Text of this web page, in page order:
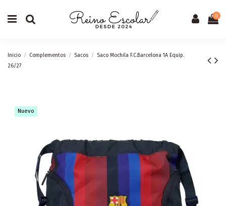
0
Inicio Complementos Sacos
Saco Mochila F.C.Barcelona 1A Equip.
26/27
Nuevo